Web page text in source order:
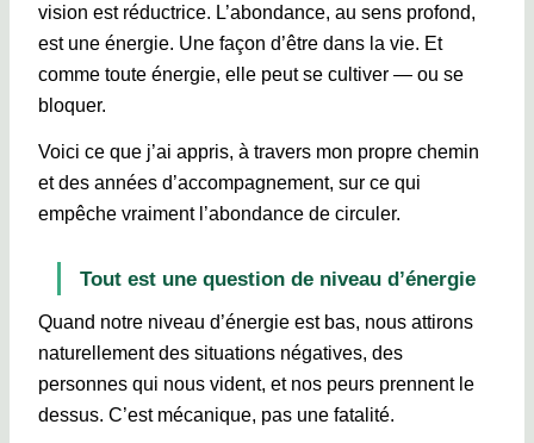
vision est réductrice. L’abondance, au sens profond,
est une énergie. Une façon d’être dans la vie. Et
comme toute énergie, elle peut se cultiver — ou se
bloquer.
Voici ce que j’ai appris, à travers mon propre chemin
et des années d’accompagnement, sur ce qui
empêche vraiment l’abondance de circuler.
Tout est une question de niveau d’énergie
Quand notre niveau d’énergie est bas, nous attirons
naturellement des situations négatives, des
personnes qui nous vident, et nos peurs prennent le
dessus. C’est mécanique, pas une fatalité.